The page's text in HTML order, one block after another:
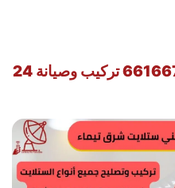
فني ستلايت شرق تيماء 66166715 تركيب وصيانة 24